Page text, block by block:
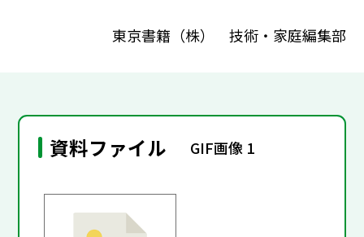
東京書籍（株） 技術・家庭編集部
資料ファイル GIF画像 1